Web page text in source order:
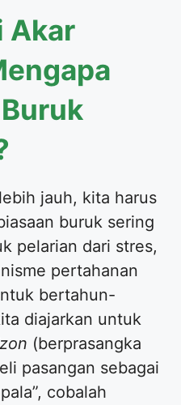
Akar
jauh, kita harus
buruk sering
pelarian dari stres,
pertahanan
bertahun-
diajarkan untuk
(berprasangka
pasangan sebagai
cobalah